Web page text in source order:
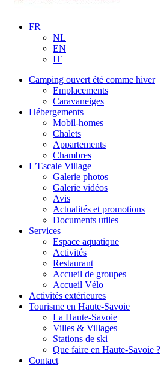
FR
NL
EN
IT
Camping ouvert été comme hiver
Emplacements
Caravaneiges
Hébergements
Mobil-homes
Chalets
Appartements
Chambres
L’Escale Village
Galerie photos
Galerie vidéos
Avis
Actualités et promotions
Documents utiles
Services
Espace aquatique
Activités
Restaurant
Accueil de groupes
Accueil Vélo
Activités extérieures
Tourisme en Haute-Savoie
La Haute-Savoie
Villes & Villages
Stations de ski
Que faire en Haute-Savoie ?
Contact